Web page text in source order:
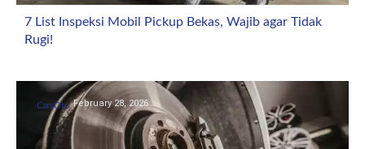
7 List Inspeksi Mobil Pickup Bekas, Wajib agar Tidak
Rugi!
CarsOto February 28, 2026